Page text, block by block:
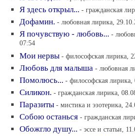
Я здесь открыл... - гражданская
Дофамин. - любовная лирика,
Я почувствую - любовь... -
07:54
Мои нервы - философская лирика,
Любовь для малыша - любовная
Помолюсь... - философская лирика,
Силикон. - гражданская лирика,
Паразиты - мистика и эзотерика,
Собою останься - гражданская
Обожгло душу... - эссе и статьи,